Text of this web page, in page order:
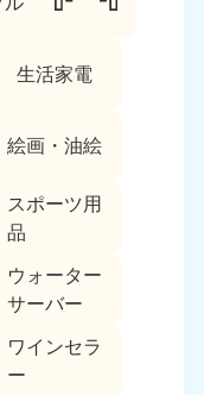
生活家電
絵画・油絵
スポーツ用
品
ウォーター
サーバー
ワインセラ
ー
5264
19:00 年中無休
埼玉県
1881-5266
19:00 年中無休